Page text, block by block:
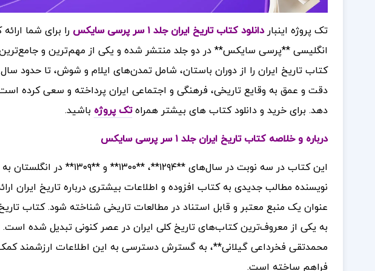
تک پروژه اینبار دانلود کتاب تاریخ ایران جلد ۱ سر پرسی سایکس را برای شما
انگلیسی **پرسی سایکس** در دو جلد منتشر شده و یکی از مهم‌ترین و جامع‌ترین
دقت و عمق به وقایع تاریخی، فرهنگی و اجتماعی ایران پرداخته و سعی کرده
دهد. برای خرید و دانلود کتاب های بیشتر همراهتک پروژه باشید.
درباره و خلاصه کتاب تاریخ ایران جلد ۱ سر پرسی سایکس
این کتاب در سه نوبت در سال‌های
نویسنده مطالب جدیدی به کتاب افزوده و اطلاعات بیشتری درباره تاریخ ایران
عنوان یک منبع معتبر و قابل استناد در مطالعات تاریخی شناخته شود. کتاب
به یکی از معروف‌ترین کتاب‌های تاریخ کلی ایران در عصر کنونی تبدیل شده است.
محمدتقی فخرداعی گیلانی**، به گسترش دسترسی به این اطلاعات ارزشمند کمک
فراهم ساخته است.